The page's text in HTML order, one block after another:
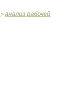
> анализ рабочей